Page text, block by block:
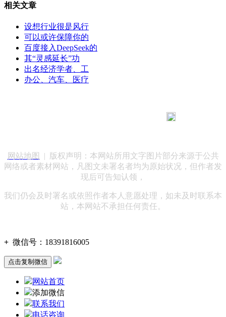
相关文章
设想行业很是风行
可以或许保障你的
百度接入DeepSeek的
其“灵感延长”功
出名经济学者、工
办公、汽车、医疗
网站地图
| 版权声明：本网站所用文字图片部分来源于公共
网络或者素材网站，凡图文未署名者均为原始状况，但作者发
现后可告知认领，
我们仍会及时署名或依照作者本人意愿处理，如未及时联系本
站，本网站不承担任何责任。
+ 微信号： 18391816005
点击复制微信
网站首页
添加微信
联系我们
电话咨询